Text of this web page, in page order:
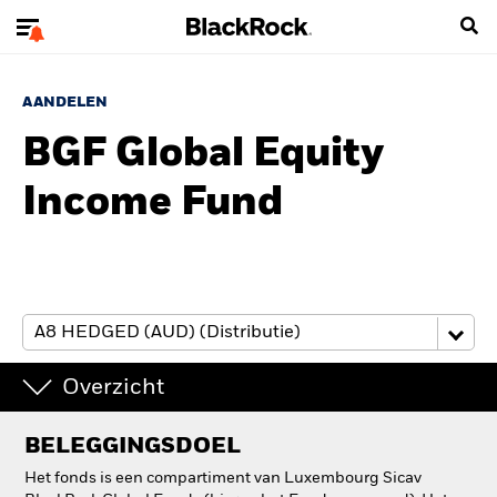
AANDELEN
BGF Global Equity
Income Fund
Overzicht
BELEGGINGSDOEL
Het fonds is een compartiment van Luxembourg Sicav